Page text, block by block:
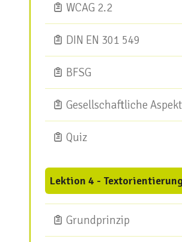
WCAG 2.2
DIN EN 301 549
BFSG
Gesellschaftliche
Quiz
Lektion 4 -
Grundprinzip